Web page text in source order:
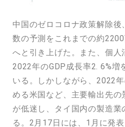
中国のゼロコロナ政策解除後
数の予測をこれまでの約
へと引き上げた。また、個人
2022年のGDP成長率2. 6%増
いる。しかしながら、2022
める米国など、主要輸出先の
が低迷し、タイ国内の製造業
る。2月17日には、1月に発